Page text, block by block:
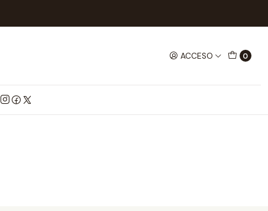
ACCESO 0